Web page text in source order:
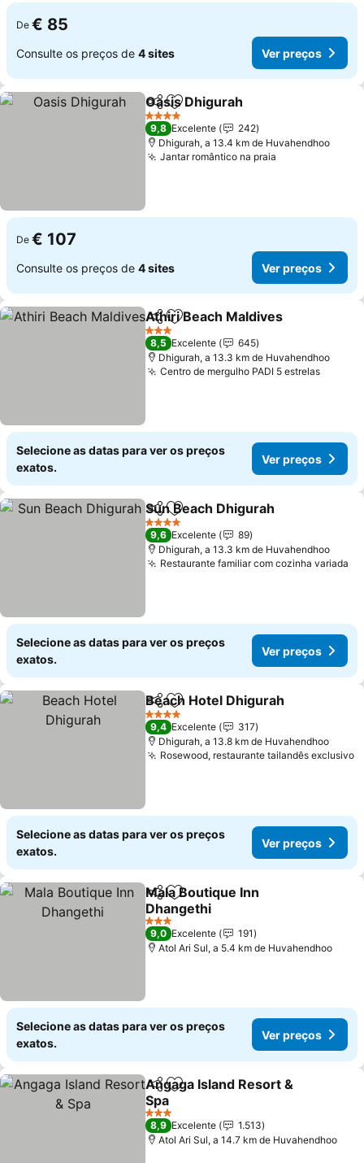
De € 85
Consulte os preços de 4 sites Ver preços
PartilharAdicionar aos favoritos
Oasis Dhigurah
4 Estrelas
9,8 Excelente
242
Dhigurah, a 13.4 km de Huvahendhoo
Jantar romântico na praia
De € 107
Consulte os preços de 4 sites Ver preços
PartilharAdicionar aos favoritos
Athiri Beach Maldives
3 Estrelas
8,5 Excelente
645
Dhigurah, a 13.3 km de Huvahendhoo
Centro de mergulho PADI 5 estrelas
Selecione as datas para ver os preços
exatos.
Ver preços
PartilharAdicionar aos favoritos
Sun Beach Dhigurah
4 Estrelas
9,6 Excelente
89
Dhigurah, a 13.3 km de Huvahendhoo
Restaurante familiar com cozinha variada
Selecione as datas para ver os preços
exatos.
Ver preços
PartilharAdicionar aos favoritos
Beach Hotel Dhigurah
4 Estrelas
9,4 Excelente
317
Dhigurah, a 13.8 km de Huvahendhoo
Rosewood, restaurante tailandês exclusivo
Selecione as datas para ver os preços
exatos.
Ver preços
PartilharAdicionar aos favoritos
Mala Boutique Inn
Dhangethi
3 Estrelas
9,0 Excelente
191
Atol Ari Sul, a 5.4 km de Huvahendhoo
Selecione as datas para ver os preços
exatos.
Ver preços
PartilharAdicionar aos favoritos
Angaga Island Resort &
Spa
3 Estrelas
8,9 Excelente
1.513
Atol Ari Sul, a 14.7 km de Huvahendhoo